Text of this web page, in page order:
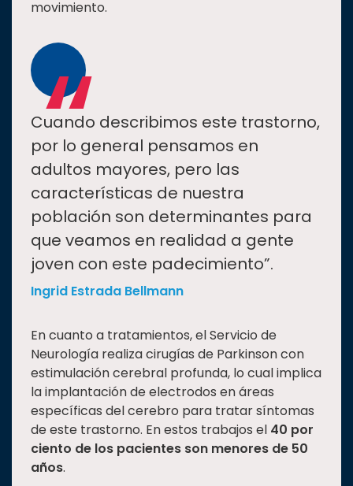
movimiento.
“
Cuando describimos este trastorno,
por lo general pensamos en
adultos mayores, pero las
características de nuestra
población son determinantes para
que veamos en realidad a gente
joven con este padecimiento”.
Ingrid Estrada Bellmann
En cuanto a tratamientos, el Servicio de
Neurología realiza cirugías de Parkinson con
estimulación cerebral profunda, lo cual implica
la implantación de electrodos en áreas
específicas del cerebro para tratar síntomas
de este trastorno. En estos trabajos el 40 por
ciento de los pacientes son menores de 50
años.